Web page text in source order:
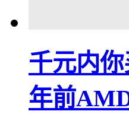
千元内
年前